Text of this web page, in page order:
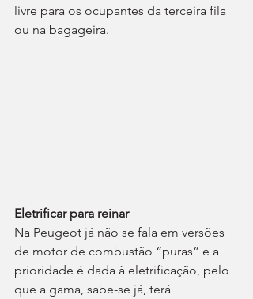
livre para os ocupantes da terceira fila
ou na bagageira.
Eletrificar para reinar
Na Peugeot já não se fala em versões
de motor de combustão “puras” e a
prioridade é dada à eletrificação, pelo
que a gama, sabe-se já, terá